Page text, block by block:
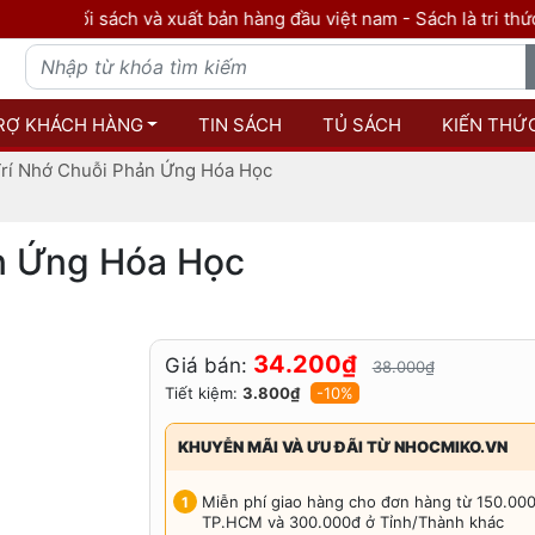
sách và xuất bản hàng đầu việt nam - Sách là tri thức
KHÁCH HÀNG TIN SÁCH TỦ SÁCH
KIẾN
Nhớ Chuỗi Phản Ứng Hóa Học
Ứng Hóa Học
Giá bán: 34.200₫
38.000₫
Tiết kiệm: 3.800₫ -10%
KHUYỄN MÃI VÀ ƯU ĐÃI TỪ NHOCMIKO.VN
Miễn phí giao hàng cho đơn hàng từ
TP.HCM và 300.000đ ở Tỉnh/Thành khác